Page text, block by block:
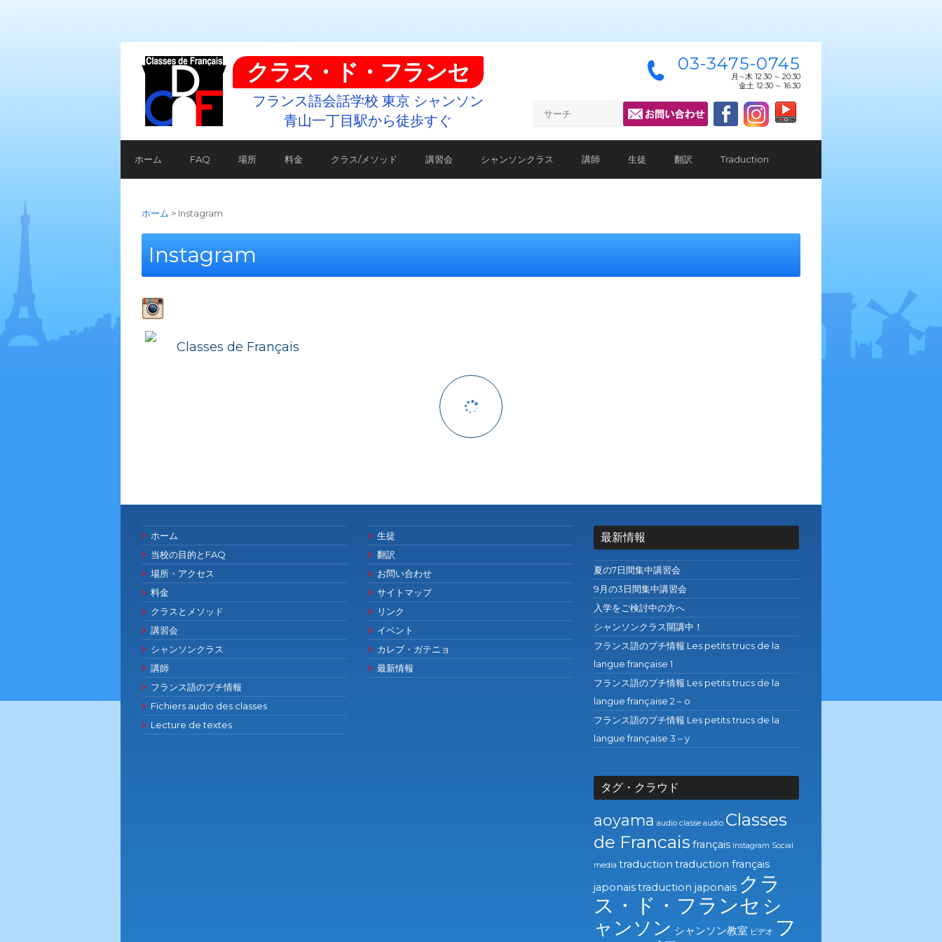
クラス・ド・フランセ
フランス語会話学校 東京 シャンソン
青山一丁目駅から徒歩すぐ
03-3475-0745
月∼木 12:30 ∼ 20:30
金土 12:30 ∼ 16:30
ホーム FAQ 場所 料金 クラス/メソッド 講習会 シャンソンクラス 講師 生徒 翻訳 Traduction
ホーム > Instagram
Instagram
Classes de Français
ホーム
当校の目的とFAQ
場所・アクセス
料金
クラスとメソッド
講習会
シャンソンクラス
講師
フランス語のプチ情報
Fichiers audio des classes
Lecture de textes
生徒
翻訳
お問い合わせ
サイトマップ
リンク
イベント
カレブ・ガテニョ
最新情報
最新情報
夏の7日間集中講習会
9月の3日間集中講習会
入学をご検討中の方へ
シャンソンクラス開講中！
フランス語のプチ情報 Les petits trucs de la
langue française 1
フランス語のプチ情報 Les petits trucs de la
langue française 2 – o
フランス語のプチ情報 Les petits trucs de la
langue française 3 – y
タグ・クラウド
aoyama audio classe audio Classes
de Francais français Instagram Social
media traduction traduction français
japonaistraduction japonais クラ
ス・ド・フランセ シ
ャンソン シャンソン教室 ビデオ フ